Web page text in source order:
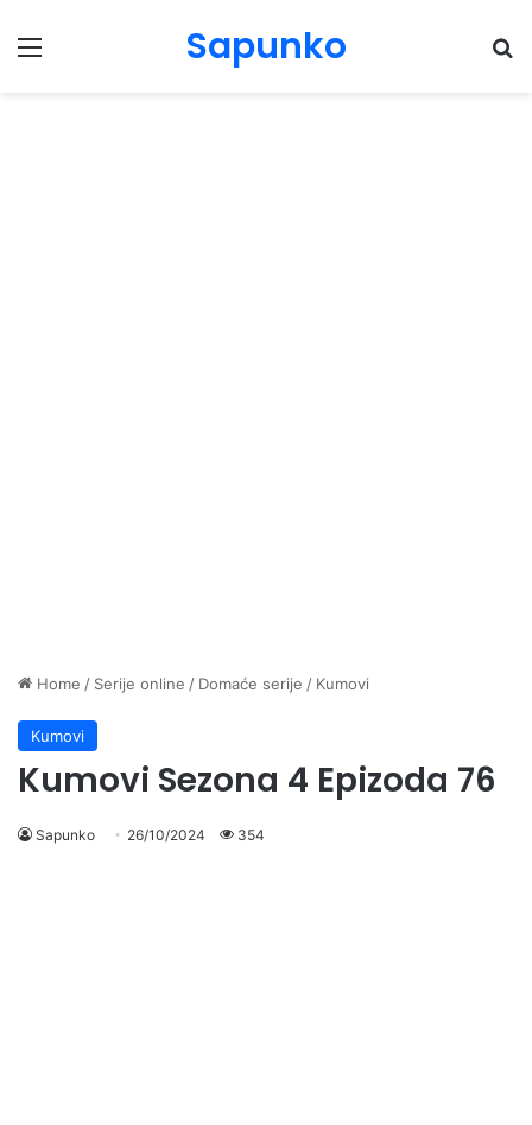
Menu Sapunko
Home / Serije online / Domaće serije / Kumovi
Kumovi
Kumovi Sezona 4 Epizoda 76
Sapunko 26/10/2024 354